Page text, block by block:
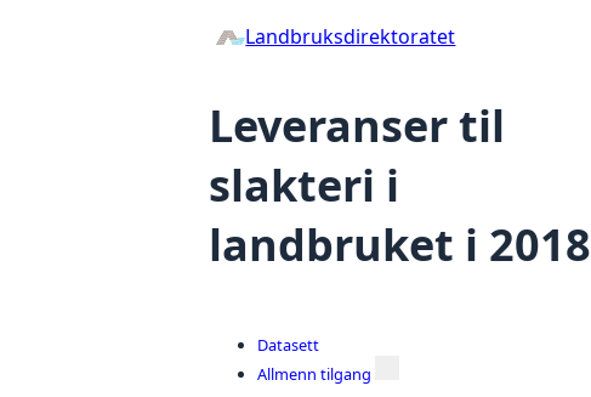
Landbruksdirektoratet
Leveranser til
slakteri i
landbruket i 2018
Datasett
Allmenn tilgang